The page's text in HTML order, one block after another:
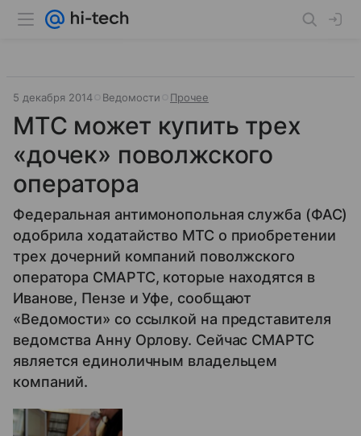
5 декабря 2014 Ведомости Прочее
МТС может купить трех
«дочек» поволжского
оператора
Федеральная антимонопольная служба (ФАС)
одобрила ходатайство МТС о приобретении
трех дочерний компаний поволжского
оператора СМАРТС, которые находятся в
Иванове, Пензе и Уфе, сообщают
«Ведомости» со ссылкой на представителя
ведомства Анну Орлову. Сейчас СМАРТС
является единоличным владельцем
компаний.